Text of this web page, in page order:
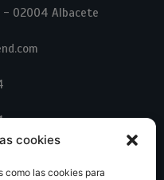
cookies
como las cookies para
- 02004 Albacete